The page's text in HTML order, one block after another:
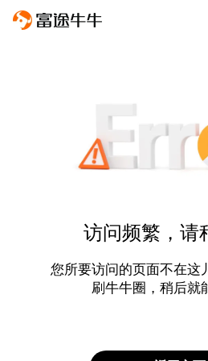
访问频繁，请
您所要访问的页面不在这
刷牛牛圈，稍后就